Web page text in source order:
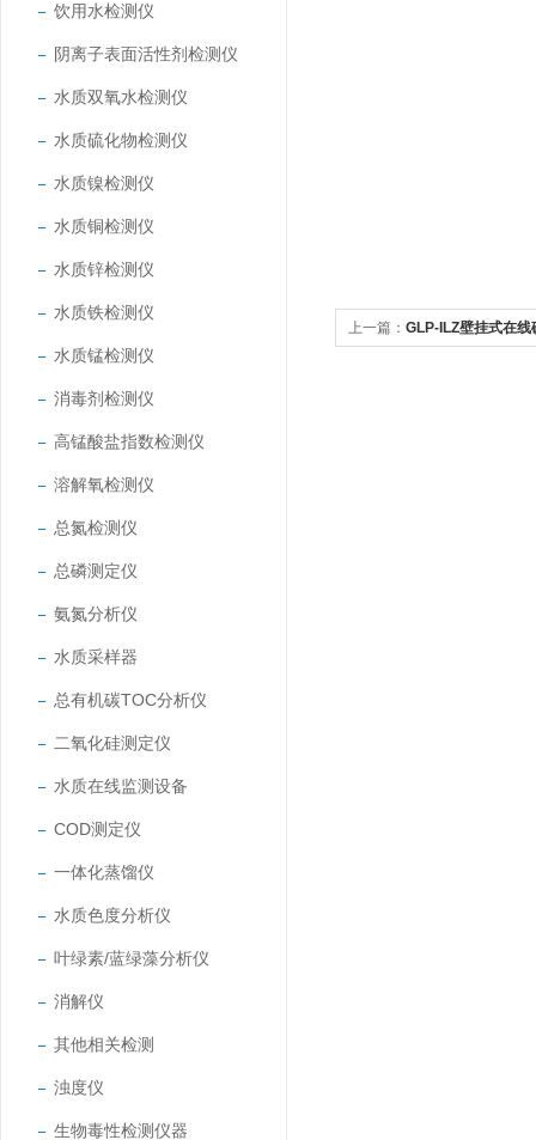
饮用水检测仪
阴离子表面活性剂检测仪
水质双氧水检测仪
水质硫化物检测仪
水质镍检测仪
水质铜检测仪
水质锌检测仪
水质铁检测仪
水质锰检测仪
消毒剂检测仪
高锰酸盐指数检测仪
溶解氧检测仪
总氮检测仪
总磷测定仪
氨氮分析仪
水质采样器
总有机碳TOC分析仪
二氧化硅测定仪
水质在线监测设备
COD测定仪
一体化蒸馏仪
水质色度分析仪
叶绿素/蓝绿藻分析仪
消解仪
其他相关检测
浊度仪
生物毒性检测仪器
上一篇： GLP-ILZ壁挂式在线